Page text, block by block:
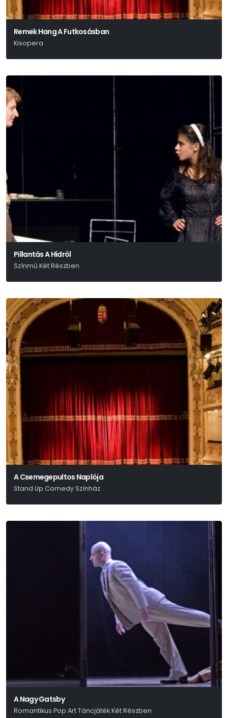
Remek Hang A Futkosásban
Kisopera
Pillantás A Hídról
Színmű Két Részben
A Csemegepultos Naplója
Stand Up Comedy Színház
A Nagy Gatsby
Romantikus Pop Art Táncjáték Két Részben